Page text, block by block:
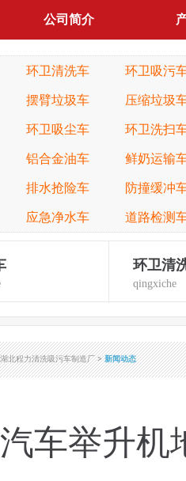
公司简介
环卫清洗车 环卫吸污
摆臂垃圾车 压缩垃圾
环卫吸尘车 环卫洗扫
铝合金油车 鲜奶运输
排水抢险车 防撞缓冲
应急净水车 道路检测
环卫清
qingxiche
湖北程力清洗吸污车制造厂>新闻动态
汽车举升机